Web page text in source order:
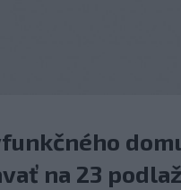
na 23